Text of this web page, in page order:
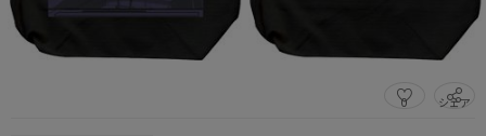
0 シェア